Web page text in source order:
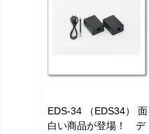
EDS-34 （EDS34） 面
白い商品が登場！ デ